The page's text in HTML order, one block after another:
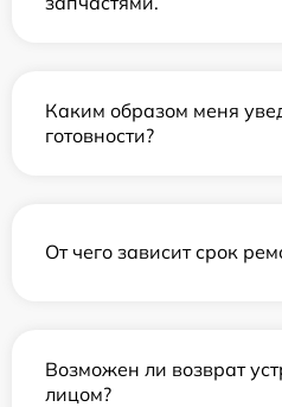
Каким образом меня
готовности?
От чего зависит срок
Возможен ли возврат
лицом?